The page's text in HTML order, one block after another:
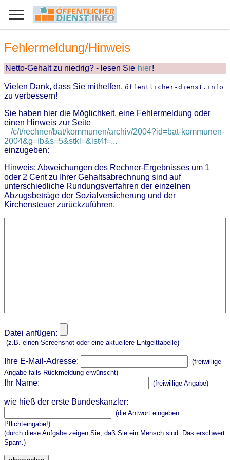
Fehlermeldung/Hinweis
Netto-Gehalt zu niedrig? - lesen Sie hier!
Vielen Dank, dass Sie mithelfen, öffentlicher-dienst.info
zu verbessern!
Sie haben hier die Möglichkeit, eine Fehlermeldung oder
einen Hinweis zur Seite
/c/t/rechner/bat/kommunen/archiv/2004?id=bat-kommunen-
2004&g=Ib&s=5&stkl=&lst4f=...
einzugeben:
Hinweis: Abweichungen des Rechner-Ergebnisses um 1
oder 2 Cent zu Ihrer Gehaltsabrechnung sind auf
unterschiedliche Rundungsverfahren der einzelnen
Abzugsbeträge der Sozialversicherung und der
Kirchensteuer zurückzuführen.
Datei anfügen:
(z.B. einen Screenshot oder eine aktuellere Entgelttabelle)
Ihre E-Mail-Adresse:
(freiwillige
Angabe falls Rückmeldung erwünscht)
Ihr Name: (freiwillige Angabe)
wie hieß der erste Bundeskanzler:
(die Antwort eingeben.
Pflichteingabe!)
(durch diese Aufgabe zeigen Sie, daß Sie ein Mensch sind. Das erschwert
Spam.)